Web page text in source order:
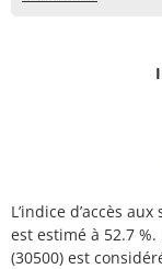
L’indice d’accès
est estimé à 52.7
(30500) est